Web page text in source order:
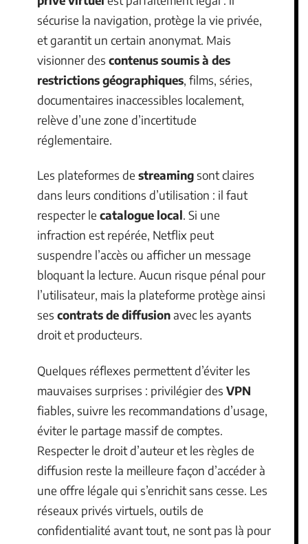
sécurise la navigation, protège la vie privée,
et garantit un certain anonymat. Mais
visionner des contenus soumis à des
restrictions géographiques, films, séries,
documentaires inaccessibles localement,
relève d’une zone d’incertitude
réglementaire.
Les plateformes de streamingsont claires
dans leurs conditions d’utilisation : il faut
respecter le catalogue local. Si une
infraction est repérée, Netflix peut
suspendre l’accès ou afficher un message
bloquant la lecture. Aucun risque pénal pour
l’utilisateur, mais la plateforme protège ainsi
ses contrats de diffusionavec les ayants
droit et producteurs.
Quelques réflexes permettent d’éviter les
mauvaises surprises : privilégier des VPN
fiables, suivre les recommandations d’usage,
éviter le partage massif de comptes.
Respecter le droit d’auteur et les règles de
diffusion reste la meilleure façon d’accéder à
une offre légale qui s’enrichit sans cesse. Les
réseaux privés virtuels, outils de
confidentialité avant tout, ne sont pas là pour